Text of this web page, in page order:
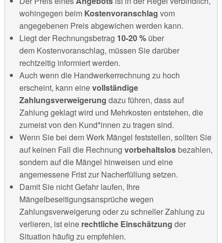
wohingegen beim Kostenvoranschlag vom
angegebenen Preis abgewichen werden kann.
Liegt der Rechnungsbetrag 10-20 %über
dem Kostenvoranschlag, müssen Sie darüber
rechtzeitig informiert werden.
Auch wenn die Handwerkerrechnung zu hoch
erscheint, kann einevollständige
Zahlungsverweigerung dazu führen, dass auf
Zahlung geklagt wird und Mehrkosten entstehen, die
zumeist von den Kund*innen zu tragen sind.
Wenn Sie bei dem Werk Mängel feststellen, sollten Sie
auf keinen Fall die Rechnung vorbehaltslosbezahlen,
sondern auf die Mängel hinweisen und eine
angemessene Frist zur Nacherfüllung setzen.
Damit Sie nicht Gefahr laufen, Ihre
Mängelbeseitigungsansprüche wegen
Zahlungsverweigerung oder zu schneller Zahlung zu
verlieren, ist eine rechtliche Einschätzung der
Situation häufig zu empfehlen.